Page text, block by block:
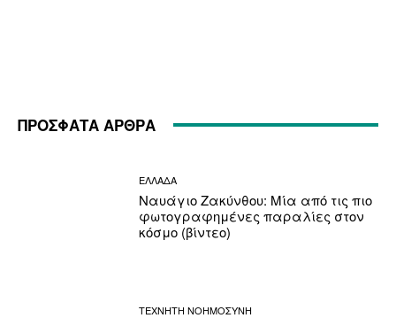
ΠΡΟΣΦΑΤΑ ΑΡΘΡΑ
ΕΛΛΑΔΑ
Ναυάγιο Ζακύνθου: Μία από τις πιο
φωτογραφημένες παραλίες στον
κόσμο (βίντεο)
ΤΕΧΝΗΤΗ ΝΟΗΜΟΣΥΝΗ